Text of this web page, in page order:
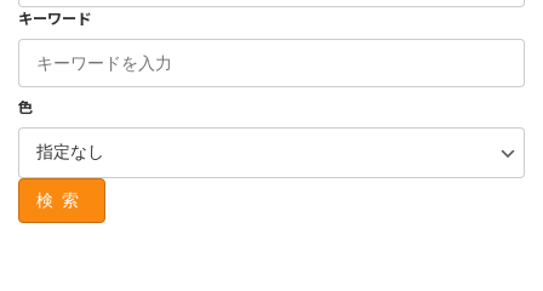
キーワード
色
検索